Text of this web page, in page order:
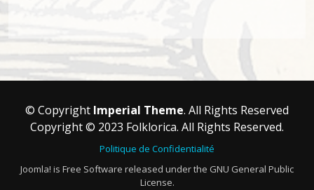
© Copyright Imperial Theme. All Rights Reserved
Copyright © 2023 Folklorica. All Rights Reserved.
Politique de Confidentialité
Joomla! is Free Software released under the GNU General Public
License.